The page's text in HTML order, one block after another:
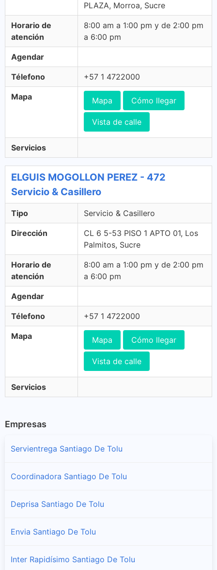
PLAZA, Morroa, Sucre
Horario de
atención
8:00 am a 1:00 pm y de 2:00 pm
a 6:00 pm
Agendar
Télefono +57 1 4722000
Mapa Mapa Cómo llegar
Vista de calle
Servicios
ELGUIS MOGOLLON PEREZ - 472
Servicio & Casillero
Tipo Servicio & Casillero
Dirección
CL 6 5-53 PISO 1 APTO 01, Los
Palmitos, Sucre
Horario de
atención
8:00 am a 1:00 pm y de 2:00 pm
a 6:00 pm
Agendar
Télefono +57 1 4722000
Mapa Mapa Cómo llegar
Vista de calle
Servicios
Empresas
Servientrega Santiago De Tolu
Coordinadora Santiago De Tolu
Deprisa Santiago De Tolu
Envia Santiago De Tolu
Inter Rapidísimo Santiago De Tolu